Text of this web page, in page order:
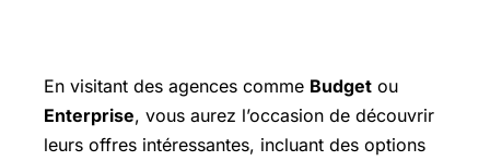
En visitant des agences comme Budget ou
Enterprise, vous aurez l’occasion de découvrir
leurs offres intéressantes, incluant des options